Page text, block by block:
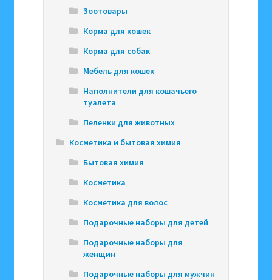
Зоотовары
Корма для кошек
Корма для собак
Мебель для кошек
Наполнители для кошачьего
туалета
Пеленки для животных
Косметика и бытовая химия
Бытовая химия
Косметика
Косметика для волос
Подарочные наборы для детей
Подарочные наборы для
женщин
Подарочные наборы для мужчин